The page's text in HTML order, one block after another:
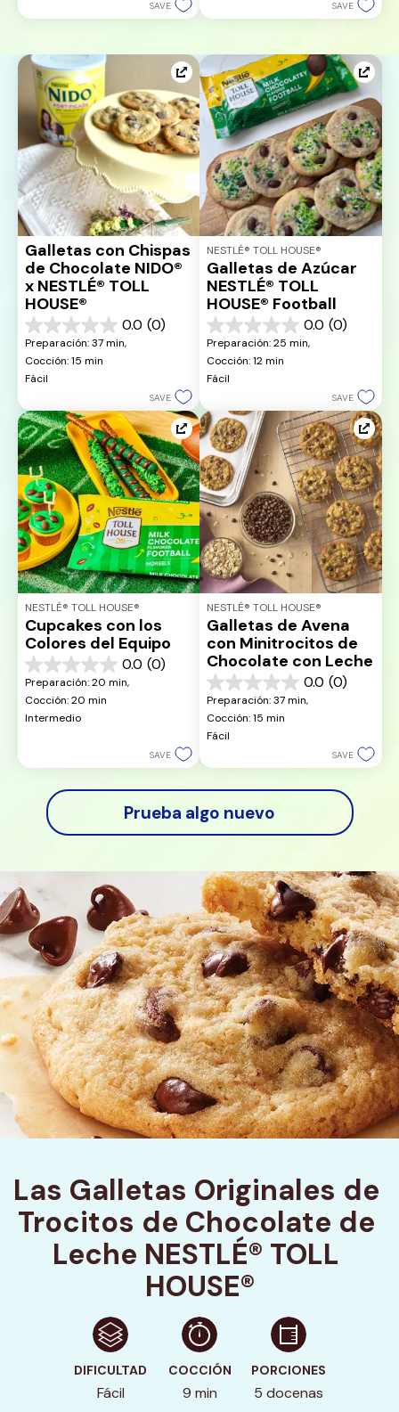
SAVE SAVE
Galletas con Chispas
de Chocolate NIDO®
x NESTLÉ® TOLL
HOUSE®
0.0 (0)
0.0
de
5
estrellas.
Preparación: 37 min,
Cocción: 15 min
Fácil
SAVE
NESTLÉ® TOLL HOUSE®
Galletas de Azúcar
NESTLÉ® TOLL
HOUSE® Football
0.0 (0)
0.0
de
5
estrellas.
Preparación: 25 min,
Cocción: 12 min
Fácil
SAVE
NESTLÉ® TOLL HOUSE®
Cupcakes con los
Colores del Equipo
0.0 (0)
0.0
de
5
estrellas.
Preparación: 20 min,
Cocción: 20 min
Intermedio
SAVE
NESTLÉ® TOLL HOUSE®
Galletas de Avena
con Minitrocitos de
Chocolate con Leche
0.0 (0)
0.0
de
5
estrellas.
Preparación: 37 min,
Cocción: 15 min
Fácil
SAVE
Prueba algo nuevo
Las Galletas Originales de
Trocitos de Chocolate de
Leche NESTLÉ® TOLL
HOUSE®
DIFICULTAD
Fácil
COCCIÓN
9 min
PORCIONES
5 docenas